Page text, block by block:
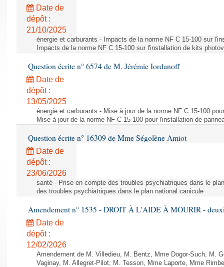
Date de
dépôt :
21/10/2025
énergie et carburants - Impacts de la norme NF C 15-100 sur
Impacts de la norme NF C 15-100 sur l'installation de kits
Question écrite n° 6574 de M. Jérémie Iordanoff
Date de
dépôt :
13/05/2025
énergie et carburants - Mise à jour de la norme NF C 15-100
Mise à jour de la norme NF C 15-100 pour l'installation de
Question écrite n° 16309 de Mme Ségolène Amiot
Date de
dépôt :
23/06/2026
santé - Prise en compte des troubles psychiatriques dans le
des troubles psychiatriques dans le plan national canicule
Amendement n° 1535 - DROIT À L'AIDE À MOURIR -
Date de
dépôt :
12/02/2026
Amendement de M. Villedieu, M. Bentz, Mme Dogor-Such, M.
Vaginay, M. Allegret-Pilot, M. Tesson, Mme Laporte, Mme